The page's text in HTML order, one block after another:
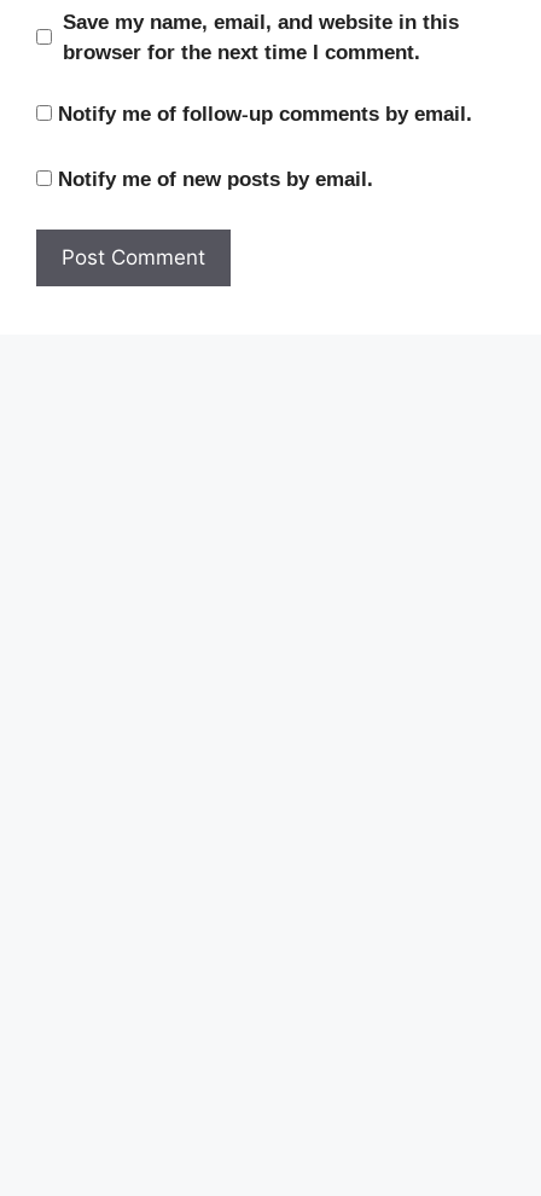
Save my name, email, and website in this
browser for the next time I comment.
Notify me of follow-up comments by email.
Notify me of new posts by email.